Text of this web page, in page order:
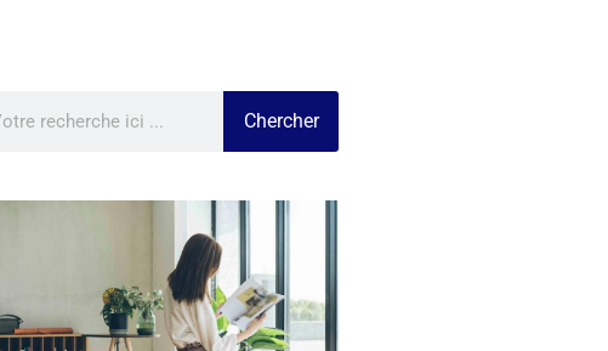
Chercher